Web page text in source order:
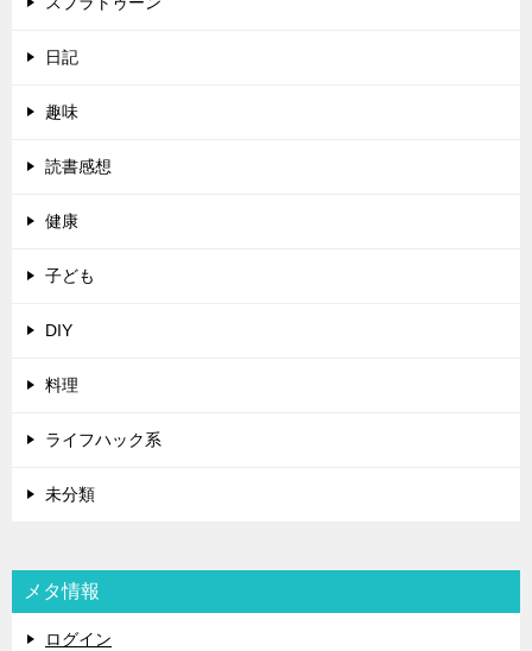
日記
趣味
読書感想
健康
子ども
DIY
料理
ライフハック系
未分類
メタ情報
ログイン